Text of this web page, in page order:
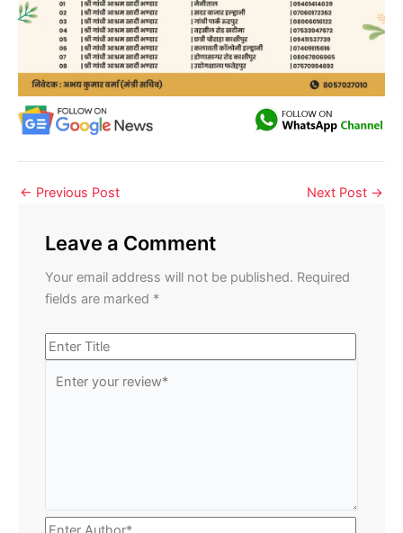
← Previous Post Next Post →
Leave a Comment
Your email address will not be published. Required
fields are marked *